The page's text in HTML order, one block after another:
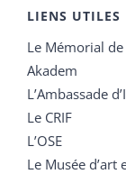
LIENS UTILES
Le Mémorial de
Akadem
L’Ambassade
Le CRIF
L’OSE
Le Musée d’art